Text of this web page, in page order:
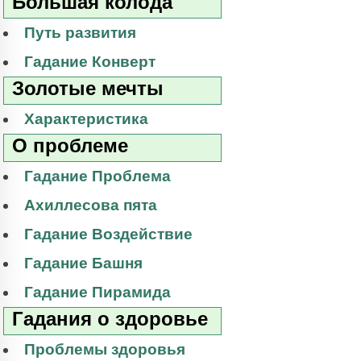
Путь развития
Гадание Конверт
Золотые мечты
Характеристика
О проблеме
Гадание Проблема
Ахиллесова пята
Гадание Воздействие
Гадание Башня
Гадание Пирамида
Гадания о здоровье
Проблемы здоровья